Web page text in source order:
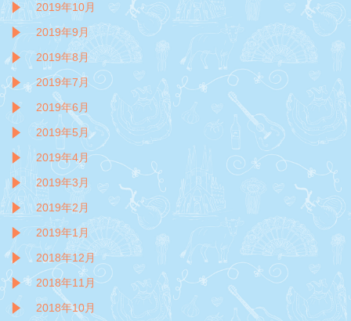
2019年10月
2019年9月
2019年8月
2019年7月
2019年6月
2019年5月
2019年4月
2019年3月
2019年2月
2019年1月
2018年12月
2018年11月
2018年10月